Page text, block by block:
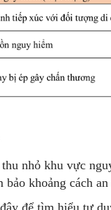
nhỏ khu vực
khoảng cách an
để tìm hiểu tư